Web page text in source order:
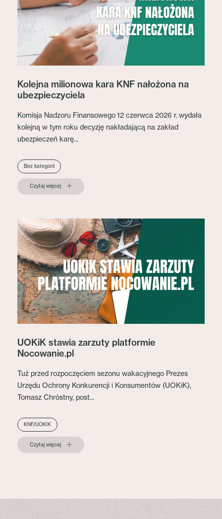
Kolejna milionowa kara KNF nałożona na
ubezpieczyciela
Komisja Nadzoru Finansowego 12 czerwca 2026 r. wydała
kolejną w tym roku decyzję nakładającą na zakład
ubezpieczeń karę...
Bez kategorii
Czytaj więcej
UOKiK stawia zarzuty platformie
Nocowanie.pl
Tuż przed rozpoczęciem sezonu wakacyjnego Prezes
Urzędu Ochrony Konkurencji i Konsumentów (UOKiK),
Tomasz Chróstny, post...
KNF/UOKIK
Czytaj więcej